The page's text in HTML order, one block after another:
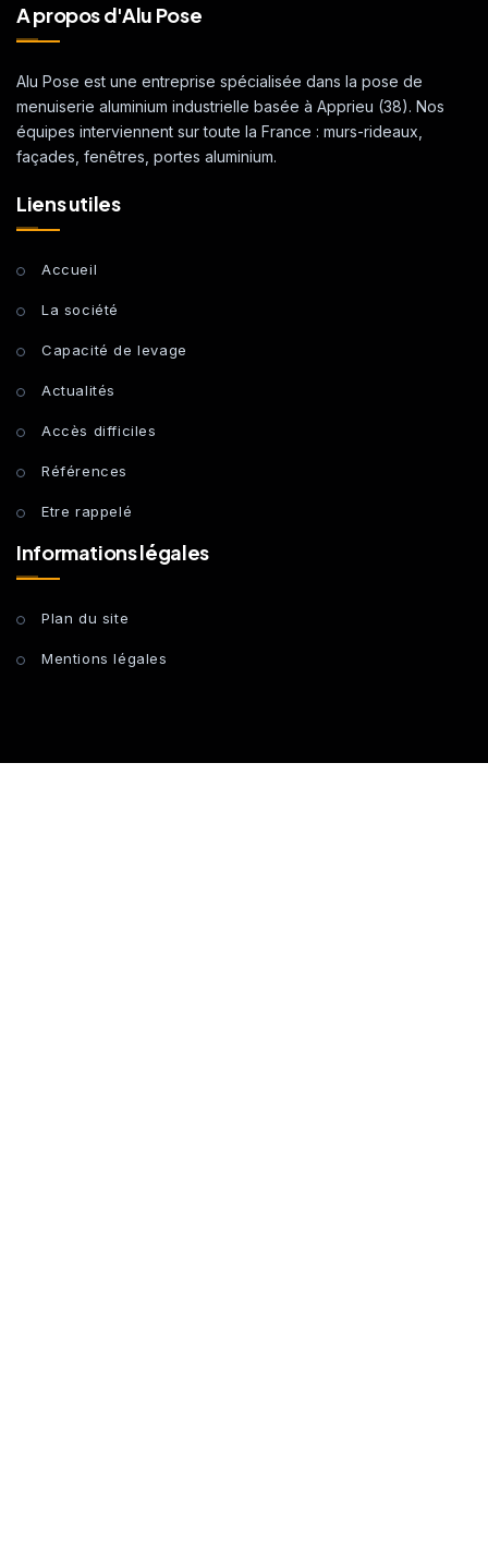
A propos d'Alu Pose
Alu Pose est une entreprise spécialisée dans la pose de
menuiserie aluminium industrielle basée à Apprieu (38). Nos
équipes interviennent sur toute la France : murs-rideaux,
façades, fenêtres, portes aluminium.
Liens utiles
Accueil
La société
Capacité de levage
Actualités
Accès difficiles
Références
Etre rappelé
Informations légales
Plan du site
Mentions légales